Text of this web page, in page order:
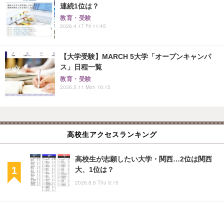
連続1位は？
教育・受験
2026.4.17 Fri 11:45
【大学受験】MARCH 5大学「オープンキャンパ
ス」日程一覧
教育・受験
2026.5.11 Mon 16:15
高校生アクセスランキング
高校生が志願したい大学・関西…2位は関西
大、1位は？
2026.8.6 Thu 9:15